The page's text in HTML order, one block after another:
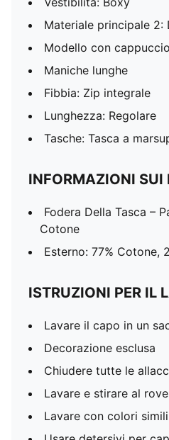
Materiale principale 2:
Modello con cappuccio
Maniche lunghe
Fibbia: Zip integrale
Lunghezza: Regolare
Tasche: Tasca a
INFORMAZIONI SUI
Fodera Della Tasca –
Cotone
Esterno: 77% Cotone,
ISTRUZIONI PER IL
Lavare il capo in un
Decorazione esclusa
Chiudere tutte le
Lavare e stirare al
Lavare con colori simili